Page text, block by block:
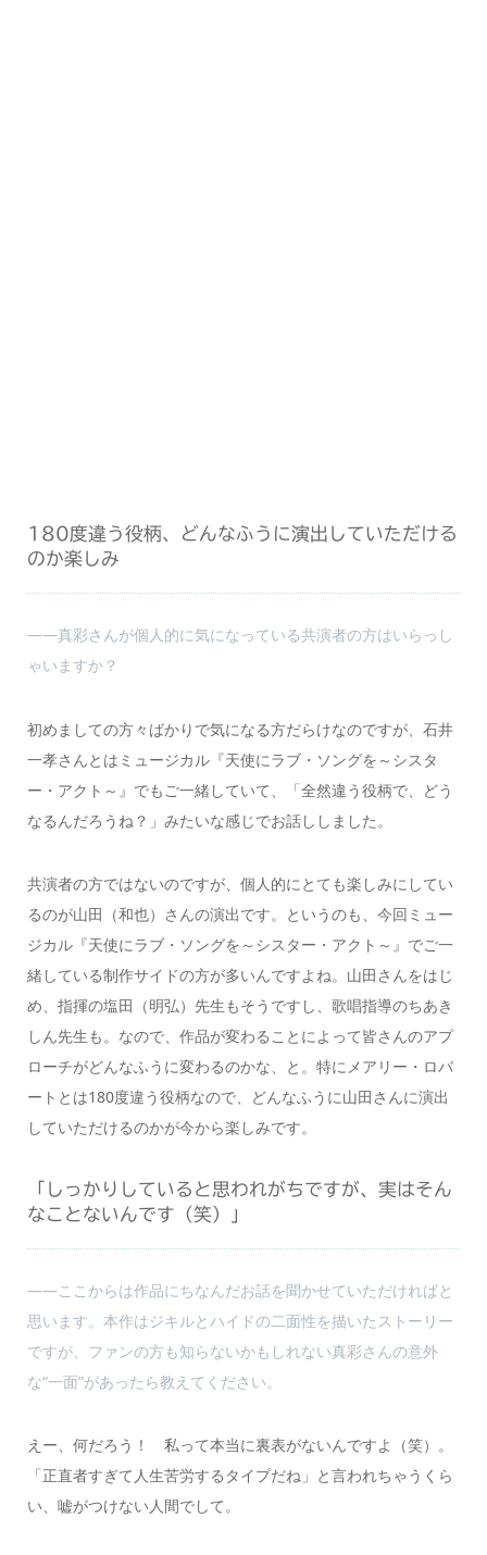
180度違う役柄、どんなふうに演出していただける
のか楽しみ
――真彩さんが個人的に気になっている共演者の方はいらっし
ゃいますか？
初めましての方々ばかりで気になる方だらけなのですが、石井
一孝さんとはミュージカル『天使にラブ・ソングを～シスタ
ー・アクト～』でもご一緒していて、「全然違う役柄で、どう
なるんだろうね？」みたいな感じでお話ししました。
共演者の方ではないのですが、個人的にとても楽しみにしてい
るのが山田（和也）さんの演出です。というのも、今回ミュー
ジカル『天使にラブ・ソングを～シスター・アクト～』でご一
緒している制作サイドの方が多いんですよね。山田さんをはじ
め、指揮の塩田（明弘）先生もそうですし、歌唱指導のちあき
しん先生も。なので、作品が変わることによって皆さんのアプ
ローチがどんなふうに変わるのかな、と。特にメアリー・ロバ
ートとは180度違う役柄なので、どんなふうに山田さんに演出
していただけるのかが今から楽しみです。
「しっかりしていると思われがちですが、実はそん
なことないんです（笑）」
――ここからは作品にちなんだお話を聞かせていただければと
思います。本作はジキルとハイドの二面性を描いたストーリー
ですが、ファンの方も知らないかもしれない真彩さんの意外
な“一面”があったら教えてください。
えー、何だろう！ 私って本当に裏表がないんですよ（笑）。
「正直者すぎて人生苦労するタイプだね」と言われちゃうくら
い、嘘がつけない人間でして。